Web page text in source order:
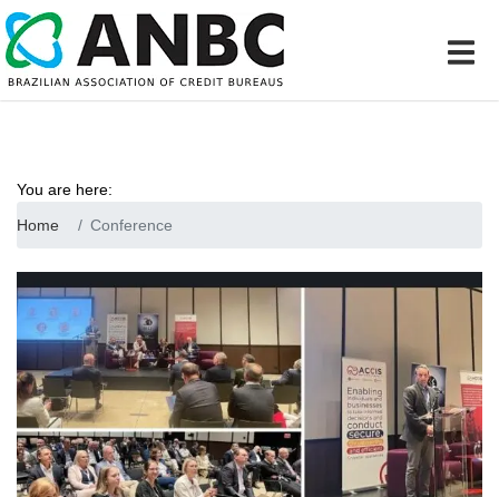
You are here:
Home
Conference